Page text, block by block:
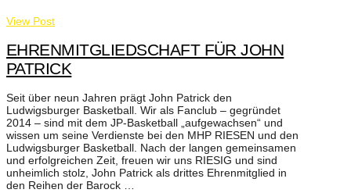
View Post
EHRENMITGLIEDSCHAFT FÜR JOHN
PATRICK
Seit über neun Jahren prägt John Patrick den
Ludwigsburger Basketball. Wir als Fanclub – gegründet
2014 – sind mit dem JP-Basketball „aufgewachsen“ und
wissen um seine Verdienste bei den MHP RIESEN und den
Ludwigsburger Basketball. Nach der langen gemeinsamen
und erfolgreichen Zeit, freuen wir uns RIESIG und sind
unheimlich stolz, John Patrick als drittes Ehrenmitglied in
den Reihen der Barock …